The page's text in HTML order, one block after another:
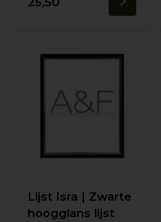
Lijst Isra | Zwarte
hoogglans lijst